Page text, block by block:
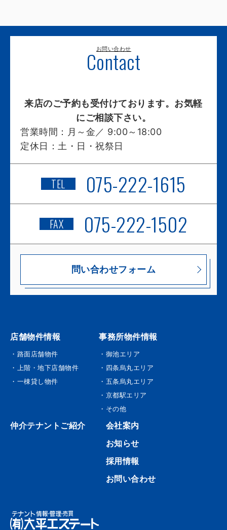
お問い合わせ
Contact
来店のご予約も受付けております。お気軽
にご相談下さい。
営業時間： 月～金／ 9:00～18:00
定休日： 土・日・祝祭日
TEL 075-222-1615
FAX 075-222-1502
問い合わせフォーム
店舗物件情報
・路面店舗物件
・上階・地下店舗物件
・一棟貸し物件
事務所物件情報
・御池エリア
・四条烏丸エリア
・五条烏丸エリア
・京都駅エリア
・その他
仲介テナントご紹介
会社案内
お知らせ
採用情報
お問い合わせ